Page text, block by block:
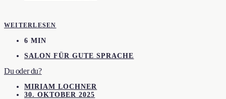
WEITERLESEN
6 MIN
SALON FÜR GUTE SPRACHE
Du oder du?
MIRIAM LOCHNER
30. OKTOBER 2025